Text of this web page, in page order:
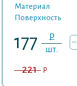
Материал
Поверхность
177 P
шт.
–
221 P